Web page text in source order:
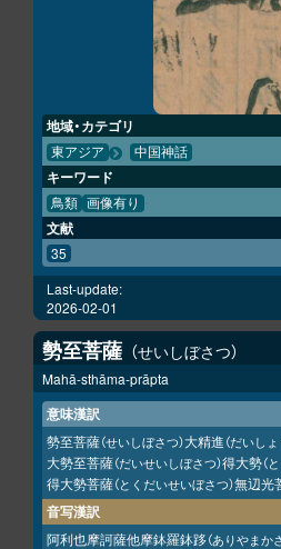
地域・カテゴリ
東アジア 中国神話
キーワード
鳥類 画像有り
文献
35
Last-update:
2026-02-01
勢至菩薩 せいしぼさつ
Mahā-sthāma-prāpta
意味漢訳
勢至菩薩（せいしぼさつ）大精進（だいし
大勢至菩薩（だいせいしぼさつ）得大勢（
得大勢菩薩（とくだいせいぼさつ）無辺光
音写漢訳
阿利也摩訶薩他摩鉢羅鉢跢（ありやまか